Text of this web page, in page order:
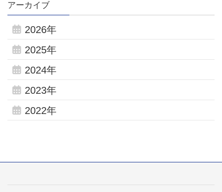
アーカイブ
2026年
2025年
2024年
2023年
2022年